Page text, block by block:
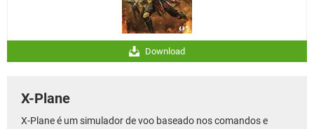
Download
X-Plane
X-Plane é um simulador de voo baseado nos comandos e